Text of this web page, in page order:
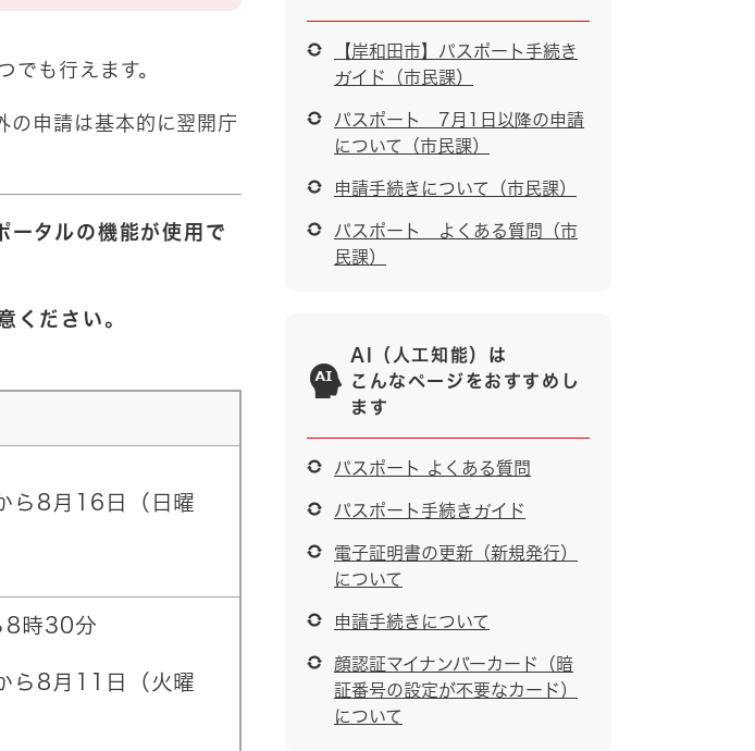
も行えます。
の申請は基本的に翌開庁
ータルの機能が使用で
ください。
ら8月16日（日曜
8時30分
ら8月11日（火曜
【岸和田市】パスポート手続き
ガイド（市民課）
パスポート 7月1日以降の申請
について（市民課）
申請手続きについて（市民課）
パスポート よくある質問（市
民課）
AI（人工知能）は
こんなページをおすすめし
ます
パスポート よくある質問
パスポート手続きガイド
電子証明書の更新（新規発行）
について
申請手続きについて
顔認証マイナンバーカード（暗
証番号の設定が不要なカード）
について